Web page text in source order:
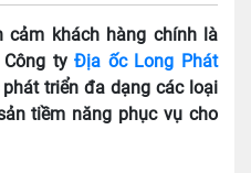
khách hàng chính là
Công tyĐịa ốc Long Phát
triển đa dạng các loại
tiềm năng phục vụ cho